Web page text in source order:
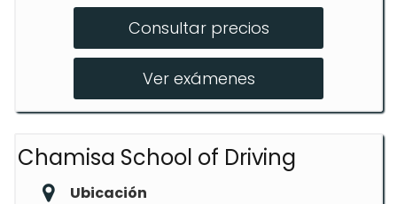
Prácticas avanzadas
Preparación para el examen
Consultar precios
Ver exámenes
Chamisa School of Driving
Ubicación